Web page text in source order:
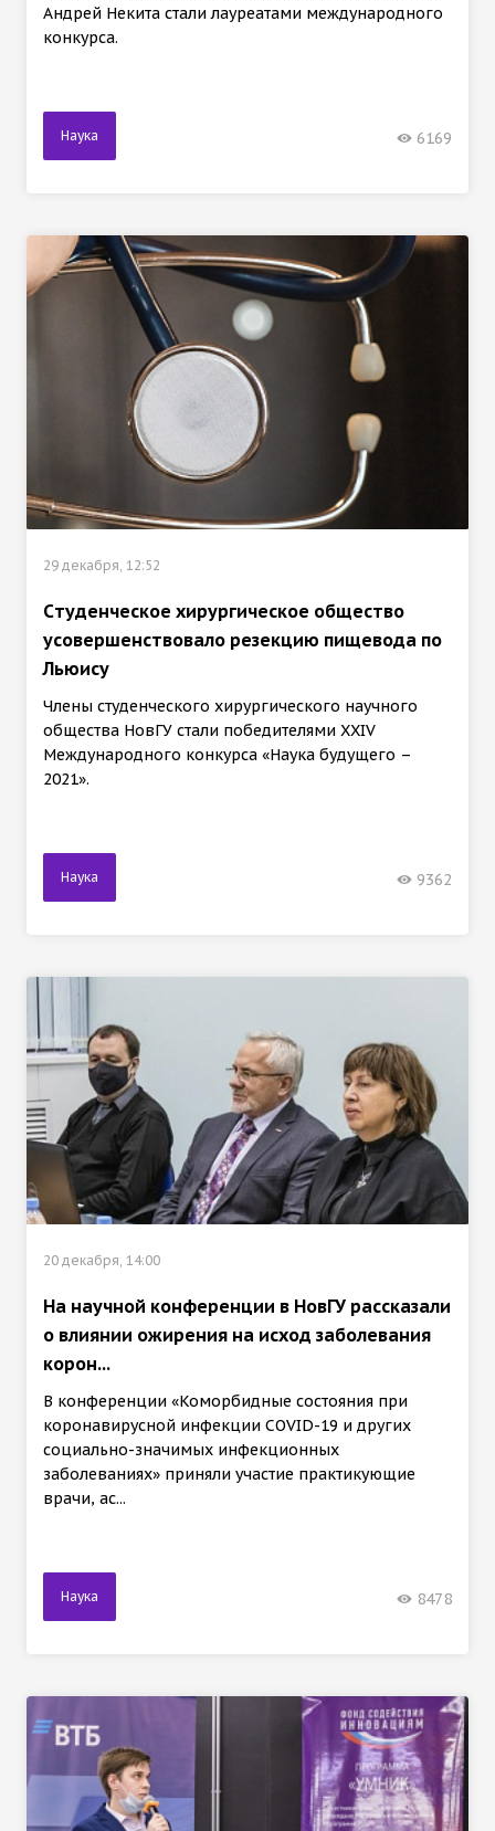
Андрей Некита стали лауреатами международного
конкурса.
Наука 6169
29 декабря, 12:52
Cтуденческое хирургическое общество
усовершенствовало резекцию пищевода по
Льюису
Члены студенческого хирургического научного
общества НовГУ стали победителями XXIV
Международного конкурса «Наука будущего –
2021».
Наука 9362
20 декабря, 14:00
На научной конференции в НовГУ рассказали
о влиянии ожирения на исход заболевания
корон...
В конференции «Коморбидные состояния при
коронавирусной инфекции COVID-19 и других
социально-значимых инфекционных
заболеваниях» приняли участие практикующие
врачи, ас...
Наука 8478